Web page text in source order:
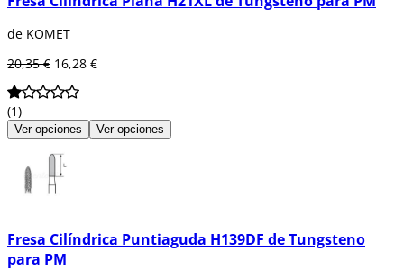
de KOMET
20,35 € 16,28 €
(1)
Ver opciones Ver opciones
Fresa Cilíndrica Puntiaguda H139DF de Tungsteno
para PM